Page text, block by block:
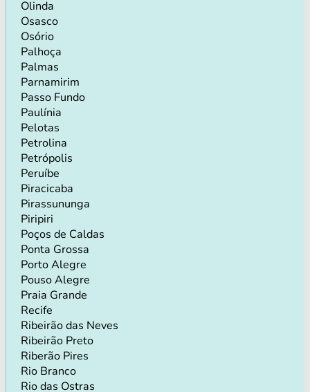
Olinda
Osasco
Osório
Palhoça
Palmas
Parnamirim
Passo Fundo
Paulínia
Pelotas
Petrolina
Petrópolis
Peruíbe
Piracicaba
Pirassununga
Piripiri
Poços de Caldas
Ponta Grossa
Porto Alegre
Pouso Alegre
Praia Grande
Recife
Ribeirão das Neves
Ribeirão Preto
Riberão Pires
Rio Branco
Rio das Ostras